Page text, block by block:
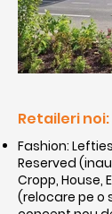
Retaileri noi:
Fashion:
Reserved
Cropp, House,
(relocare pe o